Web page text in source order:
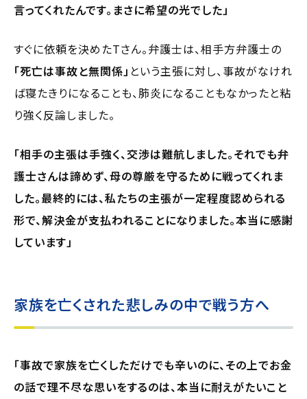
言ってくれたんです。まさに希望の光でした」
すぐに依頼を決めたTさん。弁護士は、相手方弁護士の
「死亡は事故と無関係」 という主張に対し、事故がなけれ
ば寝たきりになることも、肺炎になることもなかったと粘
り強く反論しました。
「相手の主張は手強く、交渉は難航しました。それでも弁
護士さんは諦めず、母の尊厳を守るために戦ってくれま
した。最終的には、私たちの主張が一定程度認められる
形で、解決金が支払われることになりました。本当に感謝
しています」
家族を亡くされた悲しみの中で戦う方へ
「事故で家族を亡くしただけでも辛いのに、その上でお金
の話で理不尽な思いをするのは、本当に耐えがたいこと